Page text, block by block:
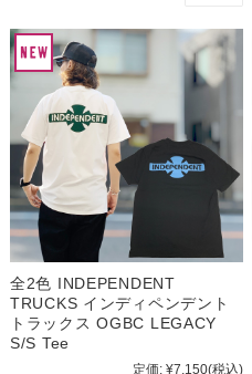
全2色 INDEPENDENT
TRUCKS インディペンデント
トラックス OGBC LEGACY
S/S Tee
定価: ¥7,150(税込)